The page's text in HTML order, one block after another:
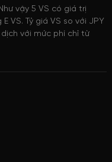
vậy 5 VS có giá trị
VS. Tỷ giá VS so với JPY
với mức phí chỉ từ